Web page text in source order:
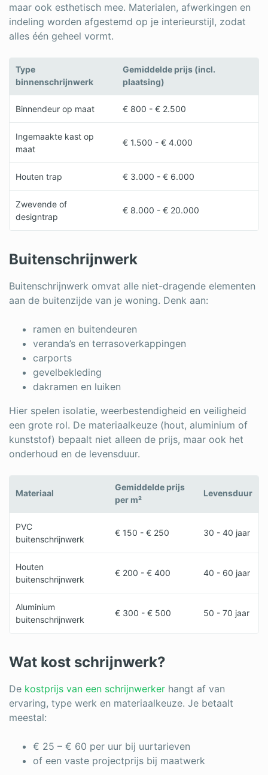
maar ook esthetisch mee. Materialen, afwerkingen en
indeling worden afgestemd op je interieurstijl, zodat
alles één geheel vormt.
Type
binnenschrijnwerk
Gemiddelde prijs (incl.
plaatsing)
Binnendeur op maat € 800 - € 2.500
Ingemaakte kast op
maat
€ 1.500 - € 4.000
Houten trap € 3.000 - € 6.000
Zwevende of
designtrap
€ 8.000 - € 20.000
Buitenschrijnwerk
Buitenschrijnwerk omvat alle niet-dragende elementen
aan de buitenzijde van je woning. Denk aan:
ramen en buitendeuren
veranda’s en terrasoverkappingen
carports
gevelbekleding
dakramen en luiken
Hier spelen isolatie, weerbestendigheid en veiligheid
een grote rol. De materiaalkeuze (hout, aluminium of
kunststof) bepaalt niet alleen de prijs, maar ook het
onderhoud en de levensduur.
Materiaal
Gemiddelde prijs
per m²
Levensduur
PVC
buitenschrijnwerk
€ 150 - € 250 30 - 40 jaar
Houten
buitenschrijnwerk
€ 200 - € 400 40 - 60 jaar
Aluminium
buitenschrijnwerk
€ 300 - € 500 50 - 70 jaar
Wat kost schrijnwerk?
De kostprijs van een schrijnwerker hangt af van
ervaring, type werk en materiaalkeuze. Je betaalt
meestal:
€ 25 – € 60 per uur bij uurtarieven
of een vaste projectprijs bij maatwerk